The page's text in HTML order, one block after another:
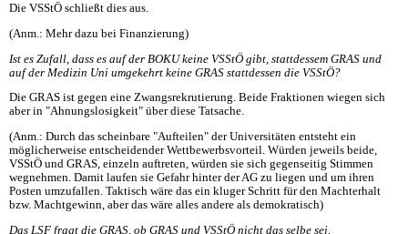
Die VSStÖ schließt dies aus.
(Anm.: Mehr dazu bei Finanzierung)
Ist es Zufall, dass es auf der BOKU keine VSStÖ gibt, stattdessem GRAS und
auf der Medizin Uni umgekehrt keine GRAS stattdessen die VSStÖ?
Die GRAS ist gegen eine Zwangsrekrutierung. Beide Fraktionen wiegen sich
aber in "Ahnungslosigkeit" über diese Tatsache.
(Anm.: Durch das scheinbare "Aufteilen" der Universitäten entsteht ein
möglicherweise entscheidender Wettbewerbsvorteil. Würden jeweils beide,
VSStÖ und GRAS, einzeln auftreten, würden sie sich gegenseitig Stimmen
wegnehmen. Damit laufen sie Gefahr hinter der AG zu liegen und um ihren
Posten umzufallen. Taktisch wäre das ein kluger Schritt für den Machterhalt
bzw. Machtgewinn, aber das wäre alles andere als demokratisch)
Das LSF fragt die GRAS, ob GRAS und VSStÖ nicht das selbe sei.